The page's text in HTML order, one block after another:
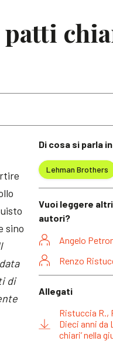
sino
di
Di cosa si parla
Lehman Brothers
Vuoi leggere
autori?
Angelo
Renzo
Allegati
Ristuccia R.,
Dieci anni da
chiari’ nella